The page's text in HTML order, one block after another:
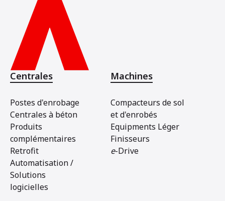
Centrales
Postes d'enrobage
Centrales à béton
Produits
complémentaires
Retrofit
Automatisation /
Solutions
logicielles
Machines
Compacteurs de sol
et d'enrobés
Equipments Léger
Finisseurs
e-Drive